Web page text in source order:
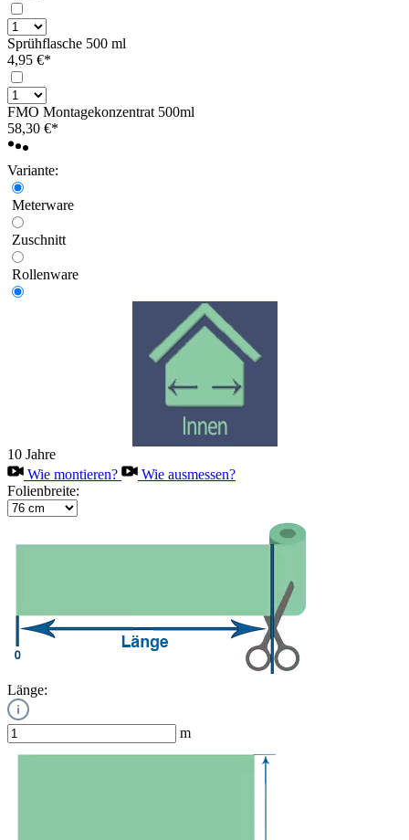
Sprühflasche 500 ml
4,95 €*
FMO Montagekonzentrat 500ml
58,30 €*
Variante:
Meterware
Zuschnitt
Rollenware
10 Jahre
Wie montieren?
Wie ausmessen?
Folienbreite:
Länge:
m